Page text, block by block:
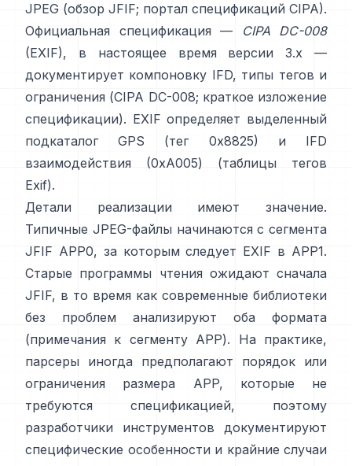
JPEG (обзор JFIF; портал спецификаций CIPA).
Официальная спецификация —
CIPA DC-008
(EXIF), в настоящее время версии 3.x —
документирует компоновку IFD, типы тегов и
ограничения (CIPA DC-008; краткое изложение
спецификации). EXIF определяет выделенный
подкаталог GPS (тег 0x8825) и IFD
взаимодействия (0xA005) (таблицы тегов
Exif).
Детали реализации имеют значение.
Типичные JPEG-файлы начинаются с сегмента
JFIF APP0, за которым следует EXIF в APP1.
Старые программы чтения ожидают сначала
JFIF, в то время как современные библиотеки
без проблем анализируют оба формата
(примечания к сегменту APP). На практике,
парсеры иногда предполагают порядок или
ограничения размера APP, которые не
требуются спецификацией, поэтому
разработчики инструментов документируют
специфические особенности и крайние случаи